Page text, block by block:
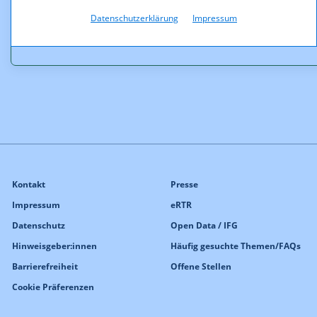
Datenschutzerklärung Impressum
Kontakt
Impressum
Datenschutz
Hinweisgeber:innen
Barrierefreiheit
Cookie Präferenzen
Presse
eRTR
Open Data / IFG
Häufig gesuchte Themen/FAQs
Offene Stellen